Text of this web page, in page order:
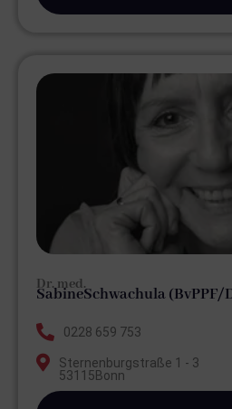
Dr. med.
SabineSchwachula (BvPPF/
0228 659 753
Sternenburgstraße 1 - 3
53115Bonn